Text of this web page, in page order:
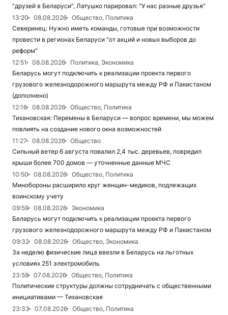
"друзей в Беларуси", Латушко парировал: "У нас разные друзья"
13:20
08.08.2026
Общество, Политика
Северинец: Нужно иметь команды, готовые при возможности
провести в регионах Беларуси "от акций и новых выборов до
реформ"
12:51
08.08.2026
Политика, Экономика
Беларусь могут подключить к реализации проекта первого
грузового железнодорожного маршрута между РФ и Пакистаном
(дополнено)
12:16
08.08.2026
Общество, Политика
Тихановская: Перемены в Беларуси — вопрос времени, мы можем
повлиять на создание нового окна возможностей
11:27
08.08.2026
Общество
Сильный ветер 6 августа повалил 2,4 тыс. деревьев, повредил
крыши более 700 домов — уточненные данные МЧС
10:50
08.08.2026
Общество, Политика
Минобороны расширило круг женщин-медиков, подлежащих
воинскому учету
09:59
08.08.2026
Экономика
Беларусь могут подключить к реализации проекта первого
грузового железнодорожного маршрута между РФ и Пакистаном
09:32
08.08.2026
Общество, Экономика
За неделю физические лица ввезли в Беларусь на льготных
условиях 251 электромобиль
23:58
07.08.2026
Общество, Политика
Политические структуры должны сотрудничать с общественными
инициативами — Тихановская
23:33
07.08.2026
Общество, Политика